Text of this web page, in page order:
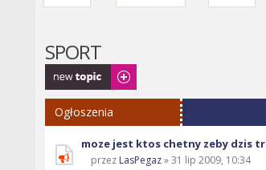
SPORT
Napisz wątek
Ogłoszenia
moze jest ktos chetny zeby dzis
przez LasPegaz» 31 lip 2009, 10:34